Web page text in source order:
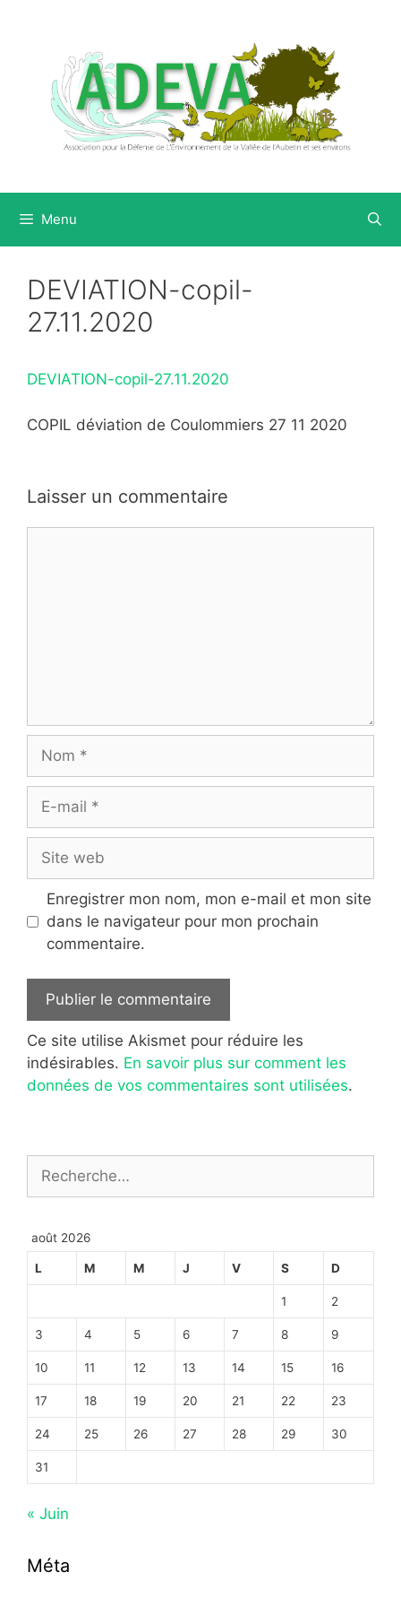
Menu
DEVIATION-copil-
27.11.2020
DEVIATION-copil-27.11.2020
COPIL déviation de Coulommiers 27 11 2020
Laisser un commentaire
Nom
Site
web
Enregistrer mon nom, mon e-mail et mon site
dans le navigateur pour mon prochain
commentaire.
Ce site utilise Akismet pour réduire les
indésirables. En savoir plus sur comment les
données de vos commentaires sont utilisées.
Rechercher :
août 2026
L M M J V S D
1 2
3 4 5 6 7 8 9
10 11 12 13 14 15 16
17 18 19 20 21 22 23
24 25 26 27 28 29 30
31
« Juin
Méta